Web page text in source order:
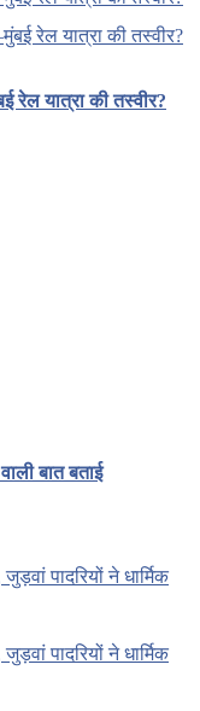
यात्रा की तस्वीर?
बात बताई